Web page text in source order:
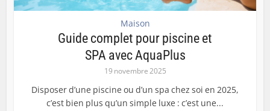
Maison
Guide complet pour piscine et
SPA avec AquaPlus
19 novembre 2025
Disposer d’une piscine ou d’un spa chez soi en 2025,
c’est bien plus qu’un simple luxe : c’est une...